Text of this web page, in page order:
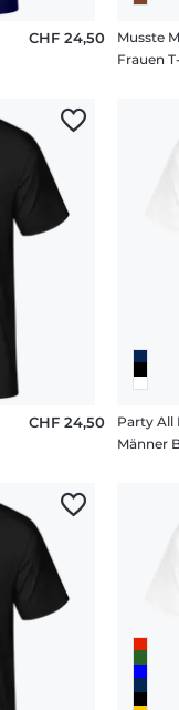
CHF 24,50
Musste
Frauen
CHF 24,50
Party All
Männer